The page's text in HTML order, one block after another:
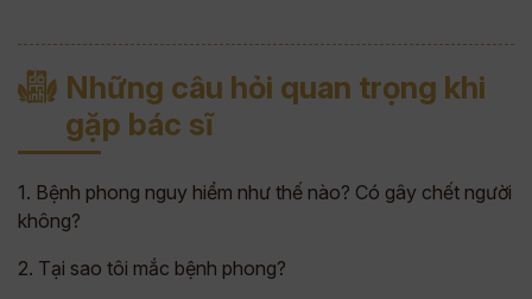
Những câu hỏi quan trọng khi
gặp bác sĩ
1. Bệnh phong nguy hiểm như thế nào? Có gây chết người
không?
2. Tại sao tôi mắc bệnh phong?